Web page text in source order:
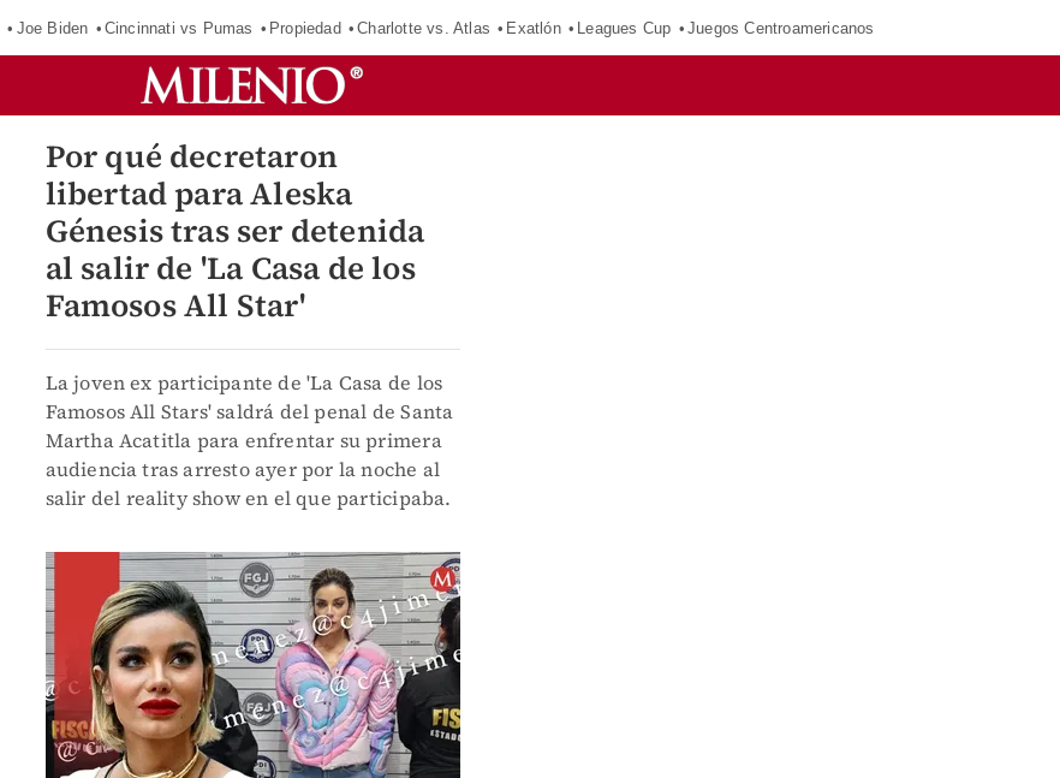
Joe Biden Cincinnati vs Pumas Propiedad Charlotte vs. Atlas Exatlón Leagues Cup Juegos Centroamericanos
Por qué decretaron
libertad para Aleska
Génesis tras ser detenida
al salir de 'La Casa de los
Famosos All Star'
La joven ex participante de 'La Casa de los
Famosos All Stars' saldrá del penal de Santa
Martha Acatitla para enfrentar su primera
audiencia tras arresto ayer por la noche al
salir del reality show en el que participaba.